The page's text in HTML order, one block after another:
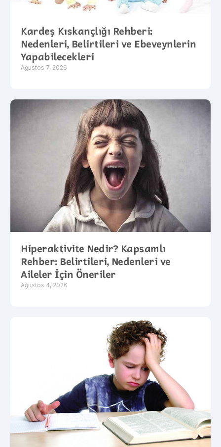
Kardeş Kıskançlığı Rehberi:
Nedenleri, Belirtileri ve Ebeveynlerin
Yapabilecekleri
Ağustos 7, 2026
Hiperaktivite Nedir? Kapsamlı
Rehber: Belirtileri, Nedenleri ve
Aileler İçin Öneriler
Ağustos 4, 2026